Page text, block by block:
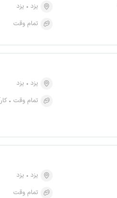
یزد
یزد
تمام وقت
یزد
یزد
تمام وقت
یزد
یزد
تمام وقت